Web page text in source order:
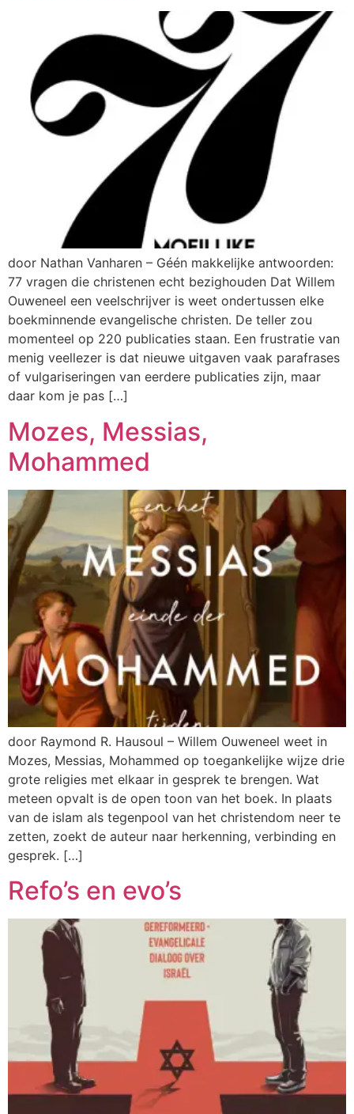
door Nathan Vanharen – Géén makkelijke antwoorden:
77 vragen die christenen echt bezighouden Dat Willem
Ouweneel een veelschrijver is weet ondertussen elke
boekminnende evangelische christen. De teller zou
momenteel op 220 publicaties staan. Een frustratie van
menig veellezer is dat nieuwe uitgaven vaak parafrases
of vulgariseringen van eerdere publicaties zijn, maar
daar kom je pas […]
Mozes, Messias,
Mohammed
door Raymond R. Hausoul – Willem Ouweneel weet in
Mozes, Messias, Mohammed op toegankelijke wijze drie
grote religies met elkaar in gesprek te brengen. Wat
meteen opvalt is de open toon van het boek. In plaats
van de islam als tegenpool van het christendom neer te
zetten, zoekt de auteur naar herkenning, verbinding en
gesprek. […]
Refo’s en evo’s